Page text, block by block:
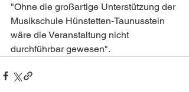
"Ohne die großartige Unterstützung der
Musikschule Hünstetten-Taunusstein
wäre die Veranstaltung nicht
durchführbar gewesen".